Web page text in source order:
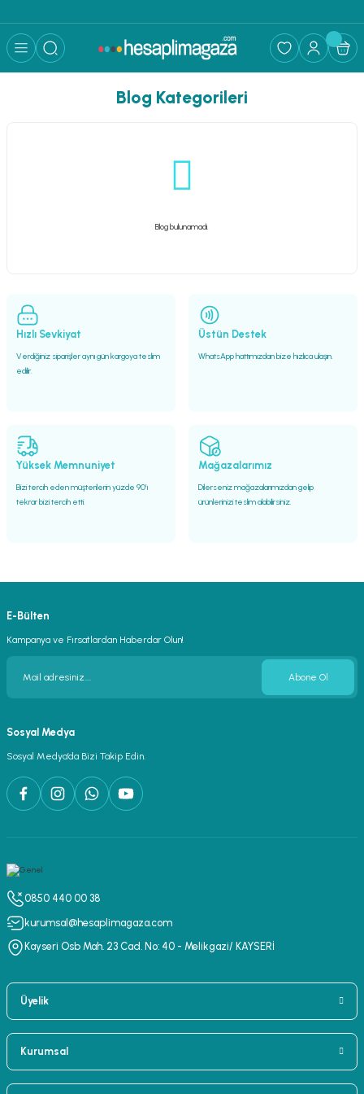
Blog Kategorileri
Blog bulunamadı.
Hızlı Sevkiyat
Verdiğiniz siparişler aynı gün kargoya teslim
edilir.
Üstün Destek
WhatsApp hattımızdan bize hızlıca ulaşın.
Yüksek Memnuniyet
Bizi tercih eden müşterilerin yüzde 90’ı
tekrar bizi tercih etti.
Mağazalarımız
Dilerseniz mağazalarımızdan gelip
ürünlerinizi teslim alabilirsiniz.
E-Bülten
Kampanya ve Fırsatlardan Haberdar Olun!
Abone Ol
Sosyal Medya
Sosyal Medya’da Bizi Takip Edin.
0850 440 00 38
kurumsal@hesaplimagaza.com
Kayseri Osb Mah. 23 Cad. No: 40 - Melikgazi/ KAYSERİ
Üyelik
Kurumsal